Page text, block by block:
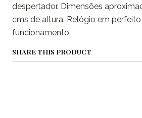
despertador. Dimensões
cms de altura. Relógio em
funcionamento.
SHARE THIS PRODUCT